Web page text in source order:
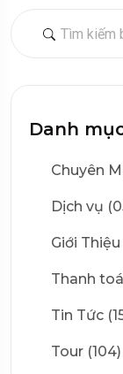
Danh
Chuyên
Dịch vụ
Giới
Thanh
Tin Tức
Tour (104)